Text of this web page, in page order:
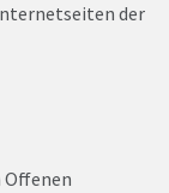
der
Offenen